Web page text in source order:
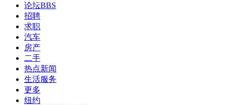
论坛BBS
招聘
求职
汽车
房产
二手
热点新闻
生活服务
更多
纽约